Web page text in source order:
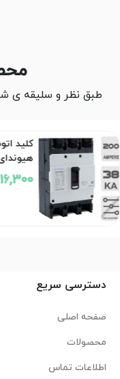
طبق نظر و سلیقه ی
دسترسی سریع
صفحه اصلی
محصولات
اطلاعات تماس